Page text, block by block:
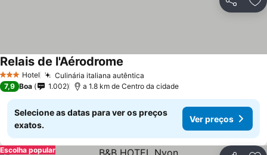
Partilhar
3 EstrelasHotel Culinária italiana autêntica
Relais de l'Aérodrome
7,9 Boa 1.002 a 1.8 km de Centro da cidade
Selecione as datas para ver os preços
exatos.
Ver preços
Escolha popular